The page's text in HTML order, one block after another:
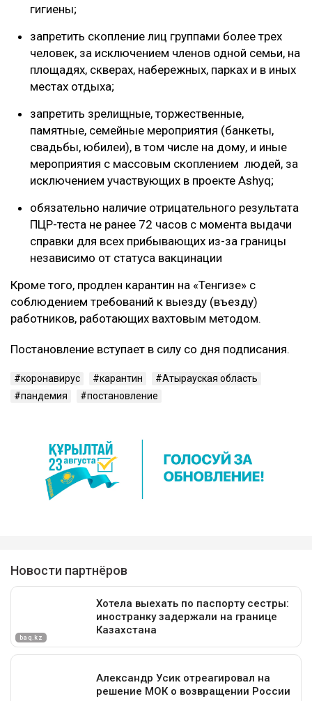
гигиены;
запретить скопление лиц группами более трех
человек, за исключением членов одной семьи, на
площадях, скверах, набережных, парках и в иных
местах отдыха;
запретить зрелищные, торжественные,
памятные, семейные мероприятия (банкеты,
свадьбы, юбилеи), в том числе на дому, и иные
мероприятия с массовым скоплением людей, за
исключением участвующих в проекте Ashyq;
обязательно наличие отрицательного результата
ПЦР-теста не ранее 72 часов с момента выдачи
справки для всех прибывающих из-за границы
независимо от статуса вакцинации
Кроме того, продлен карантин на «Тенгизе» с
соблюдением требований к выезду (въезду)
работников, работающих вахтовым методом.
Постановление вступает в силу со дня подписания.
коронавирус карантин
Атырауская область
пандемия
постановление